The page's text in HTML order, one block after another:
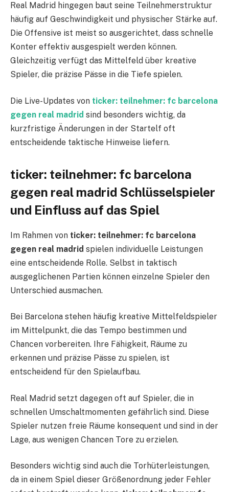
Real Madrid hingegen baut seine Teilnehmerstruktur
häufig auf Geschwindigkeit und physischer Stärke auf.
Die Offensive ist meist so ausgerichtet, dass schnelle
Konter effektiv ausgespielt werden können.
Gleichzeitig verfügt das Mittelfeld über kreative
Spieler, die präzise Pässe in die Tiefe spielen.
Die Live-Updates von ticker: teilnehmer: fc barcelona
gegen real madrid sind besonders wichtig, da
kurzfristige Änderungen in der Startelf oft
entscheidende taktische Hinweise liefern.
ticker: teilnehmer: fc barcelona
gegen real madrid Schlüsselspieler
und Einfluss auf das Spiel
Im Rahmen von ticker: teilnehmer: fc barcelona
gegen real madrid spielen individuelle Leistungen
eine entscheidende Rolle. Selbst in taktisch
ausgeglichenen Partien können einzelne Spieler den
Unterschied ausmachen.
Bei Barcelona stehen häufig kreative Mittelfeldspieler
im Mittelpunkt, die das Tempo bestimmen und
Chancen vorbereiten. Ihre Fähigkeit, Räume zu
erkennen und präzise Pässe zu spielen, ist
entscheidend für den Spielaufbau.
Real Madrid setzt dagegen oft auf Spieler, die in
schnellen Umschaltmomenten gefährlich sind. Diese
Spieler nutzen freie Räume konsequent und sind in der
Lage, aus wenigen Chancen Tore zu erzielen.
Besonders wichtig sind auch die Torhüterleistungen,
da in einem Spiel dieser Größenordnung jeder Fehler